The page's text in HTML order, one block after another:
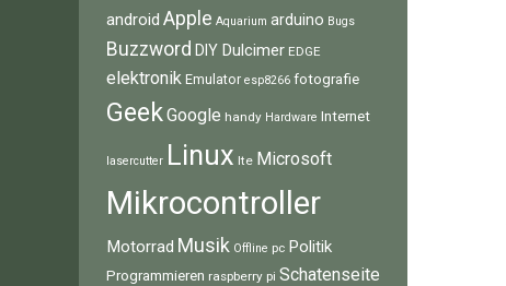
android Apple Aquarium arduino Bugs
Buzzword DIY Dulcimer EDGE
elektronik Emulator esp8266 fotografie
GeekGoogle handy Hardware Internet
lasercutter Linux lte Microsoft
Mikrocontroller
Motorrad Musik Offline pc Politik
Programmieren raspberry pi Schatenseite